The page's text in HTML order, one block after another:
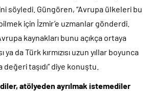
söyledi. Güngören, “Avrupa ülkeleri bu
için İzmir’e uzmanlar gönderdi.
kaynakları bunu açıkça ortaya
ya da Türk kırmızısı uzun yıllar boyunca
taşıdı” diye konuştu.
atölyeden ayrılmak istemediler